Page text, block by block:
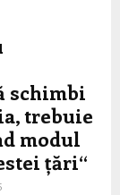
schimbi
trebuie
modul
țări“